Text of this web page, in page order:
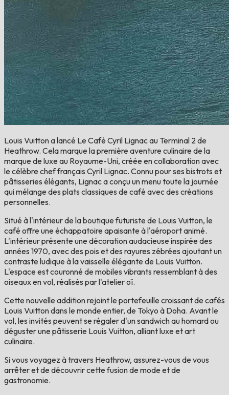
Louis Vuitton a lancé Le Café Cyril Lignac au Terminal 2 de
Heathrow. Cela marque la première aventure culinaire de la
marque de luxe au Royaume-Uni, créée en collaboration avec
le célèbre chef français Cyril Lignac. Connu pour ses bistrots et
pâtisseries élégants, Lignac a conçu un menu toute la journée
qui mélange des plats classiques de café avec des créations
personnelles.
Situé à l'intérieur de la boutique futuriste de Louis Vuitton, le
café offre une échappatoire apaisante à l'aéroport animé.
L'intérieur présente une décoration audacieuse inspirée des
années 1970, avec des pois et des rayures zébrées ajoutant un
contraste ludique à la vaisselle élégante de Louis Vuitton.
L'espace est couronné de mobiles vibrants ressemblant à des
oiseaux en vol, réalisés par l'atelier oï.
Cette nouvelle addition rejoint le portefeuille croissant de cafés
Louis Vuitton dans le monde entier, de Tokyo à Doha. Avant le
vol, les invités peuvent se régaler d'un sandwich au homard ou
déguster une pâtisserie Louis Vuitton, alliant luxe et art
culinaire.
Si vous voyagez à travers Heathrow, assurez-vous de vous
arrêter et de découvrir cette fusion de mode et de
gastronomie.